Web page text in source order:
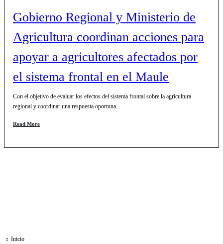
Gobierno Regional y Ministerio de
Agricultura coordinan acciones para
apoyar a agricultores afectados por
el sistema frontal en el Maule
Con el objetivo de evaluar los efectos del sistema frontal sobre la agricultura
regional y coordinar una respuesta oportuna...
Read More
Inicio